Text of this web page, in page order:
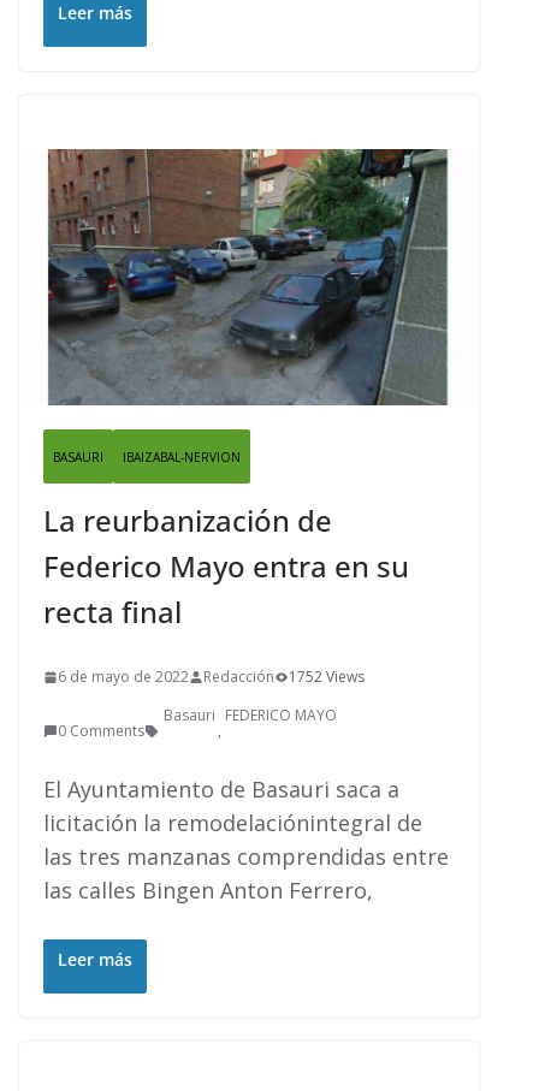
Leer más
BASAURI IBAIZABAL-NERVION
La reurbanización de
Federico Mayo entra en su
recta final
6 de mayo de 2022 Redacción 1752 Views
0 Comments
Basauri
,
FEDERICO MAYO
El Ayuntamiento de Basauri saca a
licitación la remodelaciónintegral de
las tres manzanas comprendidas entre
las calles Bingen Anton Ferrero,
Leer más